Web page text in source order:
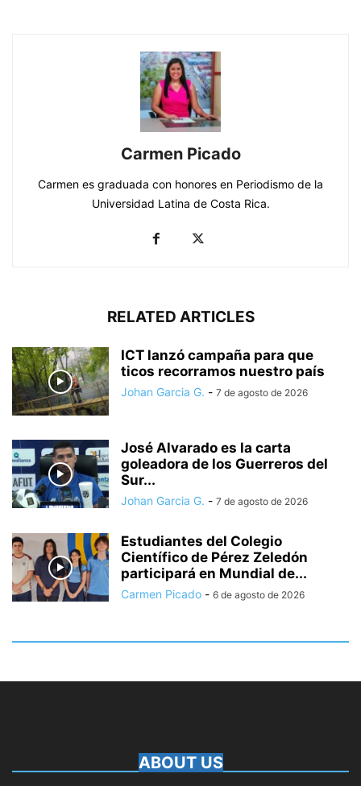
Carmen Picado
Carmen es graduada con honores en Periodismo de la
Universidad Latina de Costa Rica.
RELATED ARTICLES
ICT lanzó campaña para que
ticos recorramos nuestro país
Johan Garcia G. - 7 de agosto de 2026
José Alvarado es la carta
goleadora de los Guerreros del
Sur...
Johan Garcia G. - 7 de agosto de 2026
Estudiantes del Colegio
Científico de Pérez Zeledón
participará en Mundial de...
Carmen Picado - 6 de agosto de 2026
ABOUT US